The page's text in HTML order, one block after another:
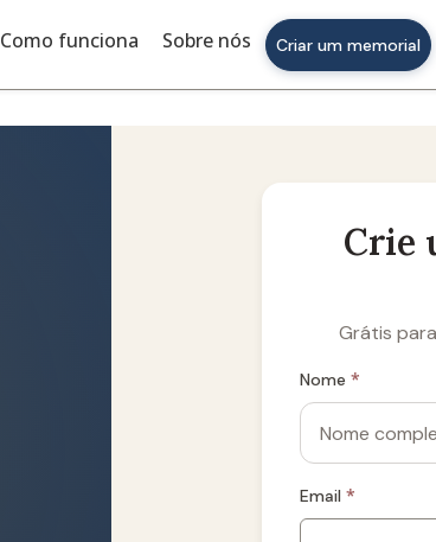
Como funciona Sobre nós Criar um memorial
Crie
Grátis
Nome *
Email *